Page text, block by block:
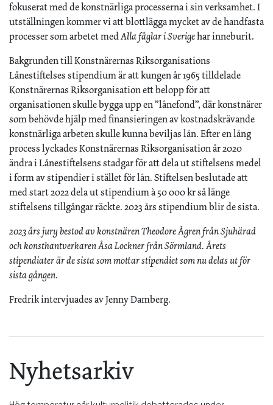
fokuserat med de konstnärliga processerna i sin verksamhet. I
utställningen kommer vi att blottlägga mycket av de handfasta
processer som arbetet medAlla fåglar i Sverigehar inneburit.
Bakgrunden till Konstnärernas Riksorganisations
Lånestiftelses stipendium är att kungen år 1965 tilldelade
Konstnärernas Riksorganisation ett belopp för att
organisationen skulle bygga upp en ”lånefond”, där konstnärer
som behövde hjälp med finansieringen av kostnadskrävande
konstnärliga arbeten skulle kunna beviljas lån. Efter en lång
process lyckades Konstnärernas Riksorganisation år 2020
ändra i Lånestiftelsens stadgar för att dela ut stiftelsens medel
i form av stipendier i stället för lån. Stiftelsen beslutade att
med start 2022 dela ut stipendium à 50 000 kr så länge
stiftelsens tillgångar räckte. 2023 års stipendium blir de sista.
2023 års jury bestod av konstnären Theodore Ågren från Sjuhärad
och konsthantverkaren Åsa Lockner från Sörmland. Årets
stipendiater är de sista som mottar stipendiet som nu delas ut för
sista gången.
Fredrik intervjuades av Jenny Damberg.
Nyhetsarkiv